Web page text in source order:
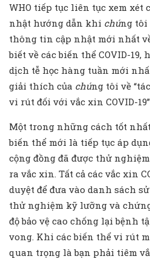
WHO tiếp tục liên tục xem xét
nhật hướng dẫn khi chúng tôi
thông tin cập nhật mới nhất
biết về các biến thể COVID-19,
dịch tễ học hàng tuần mới
giải thích của chúng tôi về
vi rút đối với vắc xin COVID-19”.
Một trong những cách tốt
biến thể mới là tiếp tục áp
cộng đồng đã được thử
ra vắc xin. Tất cả các vắc xin
duyệt để đưa vào danh sách
thử nghiệm kỹ lưỡng và
độ bảo vệ cao chống lại bệnh
vong. Khi các biến thể vi rút
quan trọng là bạn phải tiêm